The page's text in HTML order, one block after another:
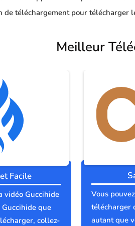
de téléchargement pour télécharger
Meilleur
Facile
vidéo Guccihide
que
collez-
Vous
télécharger
autant que